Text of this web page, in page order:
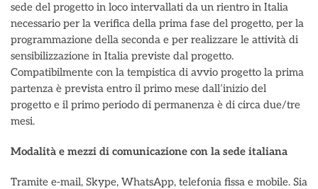
sede del progetto in loco intervallati da un rientro in Italia
necessario per la verifica della prima fase del progetto, per la
programmazione della seconda e per realizzare le attività di
sensibilizzazione in Italia previste dal progetto.
Compatibilmente con la tempistica di avvio progetto la prima
partenza è prevista entro il primo mese dall’inizio del
progetto e il primo periodo di permanenza è di circa due/tre
mesi.
Modalità e mezzi di comunicazione con la sede italiana
Tramite e-mail, Skype, WhatsApp, telefonia fissa e mobile. Sia